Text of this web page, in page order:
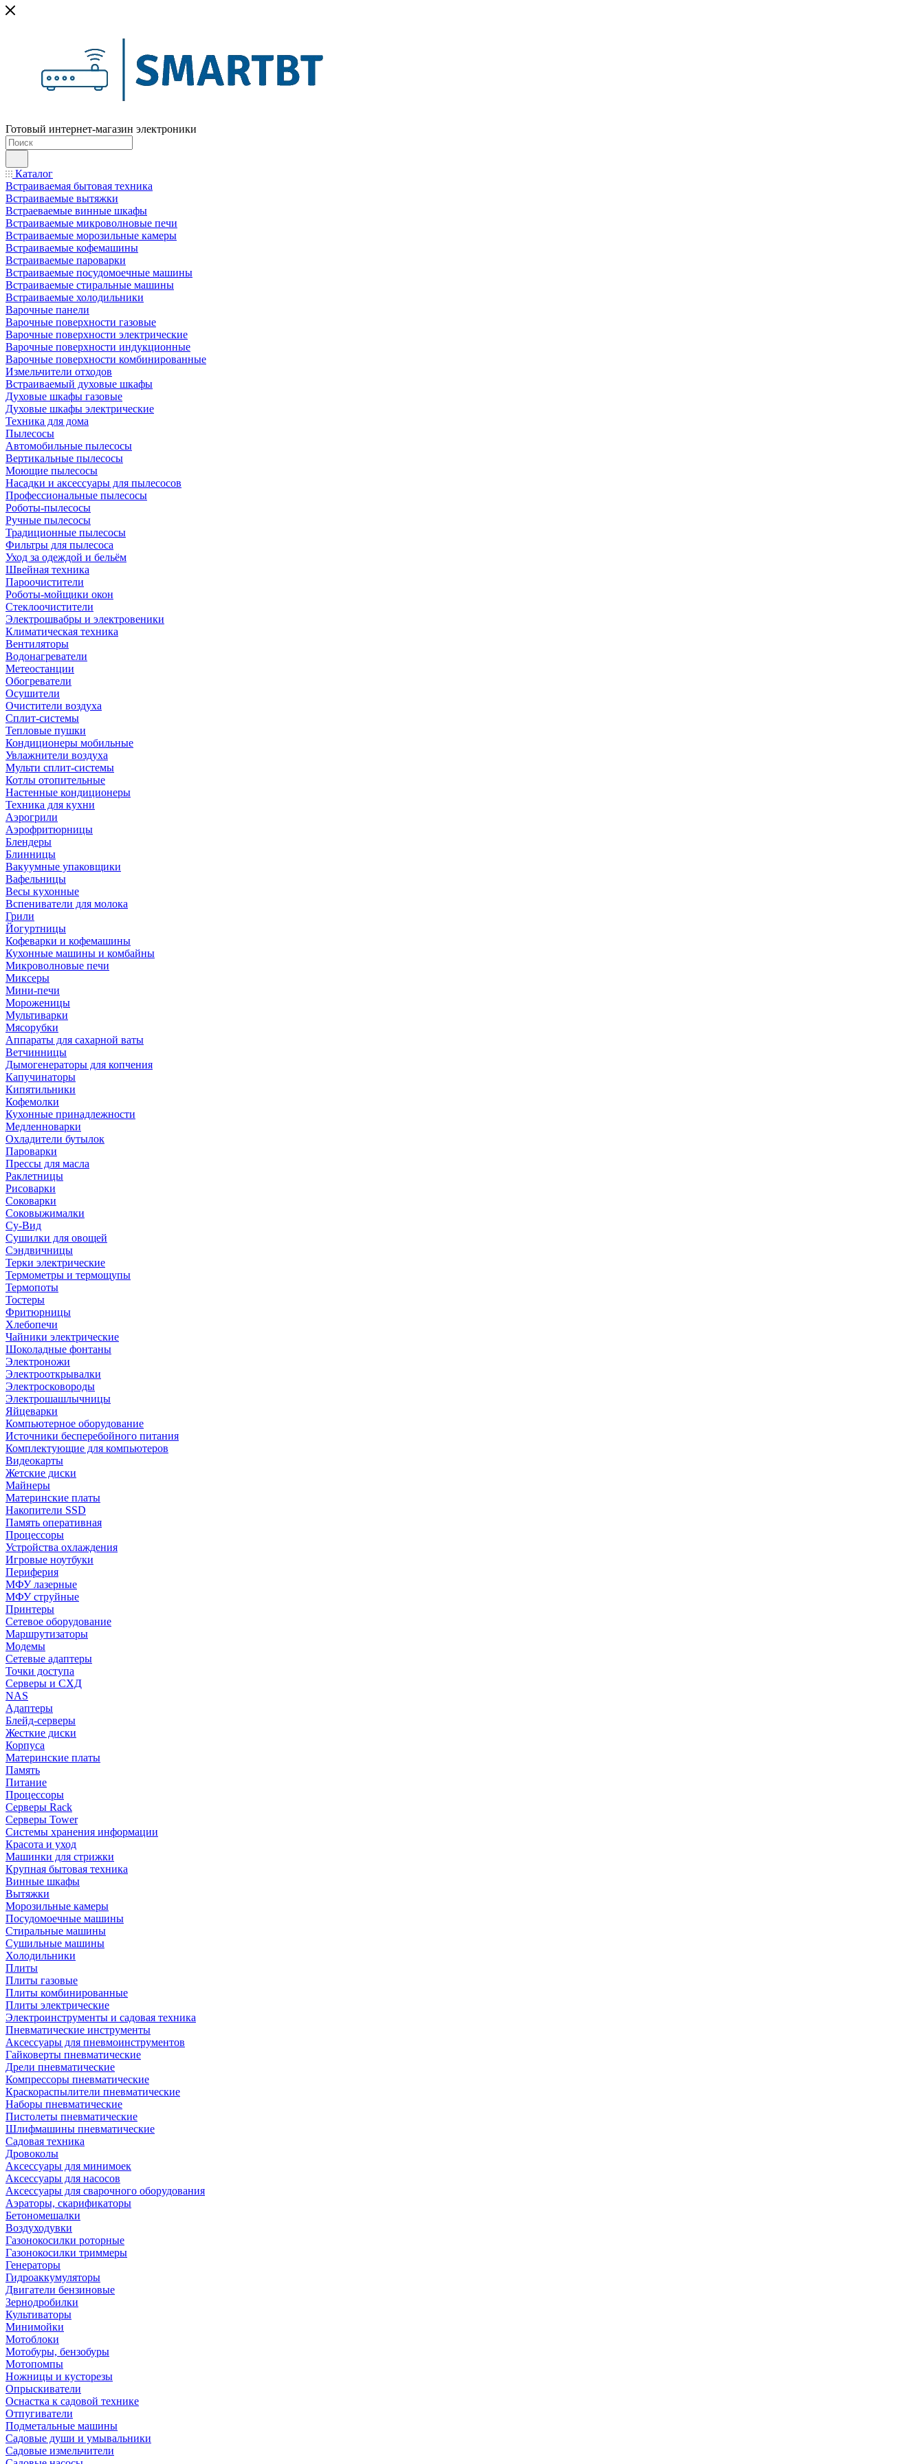
Готовый интернет-магазин электроники
Каталог
Встраиваемая бытовая техника
Встраиваемые вытяжки
Встраеваемые винные шкафы
Встраиваемые микроволновые печи
Встраиваемые морозильные камеры
Встраиваемые кофемашины
Встраиваемые пароварки
Встраиваемые посудомоечные машины
Встраиваемые стиральные машины
Встраиваемые холодильники
Варочные панели
Варочные поверхности газовые
Варочные поверхности электрические
Варочные поверхности индукционные
Варочные поверхности комбинированные
Измельчители отходов
Встраиваемый духовые шкафы
Духовые шкафы газовые
Духовые шкафы электрические
Техника для дома
Пылесосы
Автомобильные пылесосы
Вертикальные пылесосы
Моющие пылесосы
Насадки и аксессуары для пылесосов
Профессиональные пылесосы
Роботы-пылесосы
Ручные пылесосы
Традиционные пылесосы
Фильтры для пылесоса
Уход за одеждой и бельём
Швейная техника
Пароочистители
Роботы-мойщики окон
Стеклоочистители
Электрошвабры и электровеники
Климатическая техника
Вентиляторы
Водонагреватели
Метеостанции
Обогреватели
Осушители
Очистители воздуха
Сплит-системы
Тепловые пушки
Кондиционеры мобильные
Увлажнители воздуха
Мульти сплит-системы
Котлы отопительные
Настенные кондиционеры
Техника для кухни
Аэрогрили
Аэрофритюрницы
Блендеры
Блинницы
Вакуумные упаковщики
Вафельницы
Весы кухонные
Вспениватели для молока
Грили
Йогуртницы
Кофеварки и кофемашины
Кухонные машины и комбайны
Микроволновые печи
Миксеры
Мини-печи
Мороженицы
Мультиварки
Мясорубки
Аппараты для сахарной ваты
Ветчинницы
Дымогенераторы для копчения
Капучинаторы
Кипятильники
Кофемолки
Кухонные принадлежности
Медленноварки
Охладители бутылок
Пароварки
Прессы для масла
Раклетницы
Рисоварки
Соковарки
Соковыжималки
Су-Вид
Сушилки для овощей
Сэндвичницы
Терки электрические
Термометры и термощупы
Термопоты
Тостеры
Фритюрницы
Хлебопечи
Чайники электрические
Шоколадные фонтаны
Электроножи
Электрооткрывалки
Электросковороды
Электрошашлычницы
Яйцеварки
Компьютерное оборудование
Источники бесперебойного питания
Комплектующие для компьютеров
Видеокарты
Жетские диски
Майнеры
Материнские платы
Накопители SSD
Память оперативная
Процессоры
Устройства охлаждения
Игровые ноутбуки
Периферия
МФУ лазерные
МФУ струйные
Принтеры
Сетевое оборудование
Маршрутизаторы
Модемы
Сетевые адаптеры
Точки доступа
Серверы и СХД
NAS
Адаптеры
Блейд-серверы
Жесткие диски
Корпуса
Материнские платы
Память
Питание
Процессоры
Серверы Rack
Серверы Tower
Системы хранения информации
Красота и уход
Машинки для стрижки
Крупная бытовая техника
Винные шкафы
Вытяжки
Морозильные камеры
Посудомоечные машины
Стиральные машины
Сушильные машины
Холодильники
Плиты
Плиты газовые
Плиты комбинированные
Плиты электрические
Электроинструменты и садовая техника
Пневматические инструменты
Аксессуары для пневмоинструментов
Гайковерты пневматические
Дрели пневматические
Компрессоры пневматические
Краскораспылители пневматические
Наборы пневматические
Пистолеты пневматические
Шлифмашины пневматические
Садовая техника
Дровоколы
Аксессуары для минимоек
Аксессуары для насосов
Аксессуары для сварочного оборудования
Аэраторы, скарификаторы
Бетономешалки
Воздуходувки
Газонокосилки роторные
Газонокосилки триммеры
Генераторы
Гидроаккумуляторы
Двигатели бензиновые
Зернодробилки
Культиваторы
Минимойки
Мотоблоки
Мотобуры, бензобуры
Мотопомпы
Ножницы и кусторезы
Опрыскиватели
Оснастка к садовой технике
Отпугиватели
Подметальные машины
Садовые души и умывальники
Садовые измельчители